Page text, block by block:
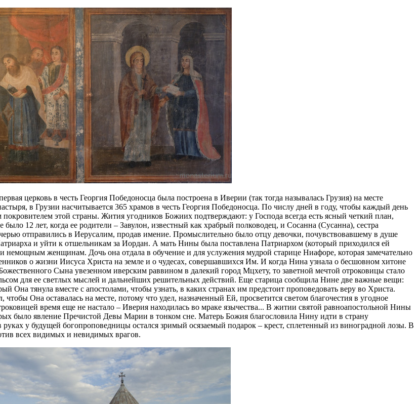
церковь в честь Георгия Победоносца была построена в Иверии (так тогда называлась Грузия) на месте
в Грузии насчитывается 365 храмов в честь Георгия Победоносца. По числу дней в году, чтобы каждый день
этой страны. Жития угодников Божиих подтверждают: у Господа всегда есть ясный четкий план,
12 лет, когда ее родители – Завулон, известный как храбрый полководец, и Сосанна (Сусанна), сестра
отправились в Иерусалим, продав имение. Промыслительно было отцу девочки, почувствовавшему в душе
и уйти к отшельникам за Иордан. А мать Нины была поставлена Патриархом (который приходился ей
женщинам. Дочь она отдала в обучение и для услужения мудрой старице Ниафоре, которая замечательно
о жизни Иисуса Христа на земле и о чудесах, совершавшихся Им. И когда Нина узнала о бесшовном хитоне
Сына увезенном иверским раввином в далекий город Мцхету, то заветной мечтой отроковицы стало
для ее светлых мыслей и дальнейших решительных действий. Еще старица сообщила Нине две важные вещи:
тянула вместе с апостолами, чтобы узнать, в каких странах им предстоит проповедовать веру во Христа.
Она оставалась на месте, потому что удел, назначенный Ей, просветится светом благочестия в угодное
время еще не настало – Иверия находилась во мраке язычества... В житии святой равноапостольной Нины
было явление Пречистой Девы Марии в тонком сне. Матерь Божия благословила Нину идти в страну
у будущей богопроповедницы остался зримый осязаемый подарок – крест, сплетенный из виноградной лозы. В
всех видимых и невидимых врагов.